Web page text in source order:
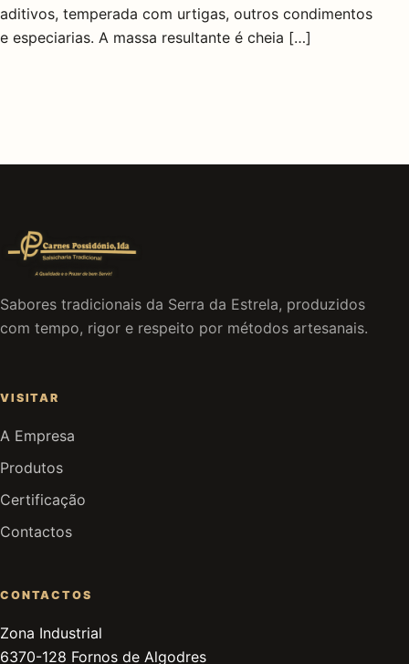
aditivos, temperada com urtigas, outros condimentos
e especiarias. A massa resultante é cheia […]
Sabores tradicionais da Serra da Estrela, produzidos
com tempo, rigor e respeito por métodos artesanais.
VISITAR
A Empresa
Produtos
Certificação
Contactos
CONTACTOS
Zona Industrial
6370-128 Fornos de Algodres